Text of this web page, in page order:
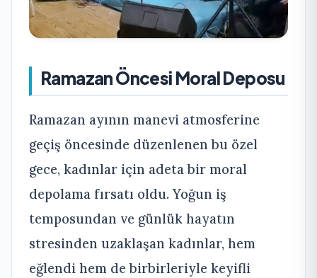
Ramazan Öncesi Moral Deposu
Ramazan ayının manevi atmosferine
geçiş öncesinde düzenlenen bu özel
gece, kadınlar için adeta bir moral
depolama fırsatı oldu. Yoğun iş
temposundan ve günlük hayatın
stresinden uzaklaşan kadınlar, hem
eğlendi hem de birbirleriyle keyifli